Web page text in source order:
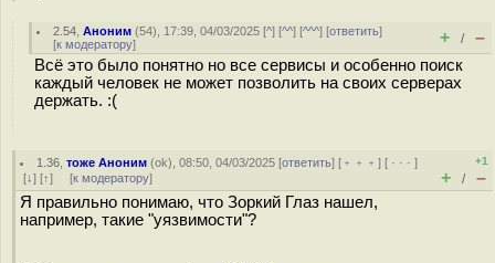
2.54 ,Аноним (54), 17:39, 04/03/2025 [^] [^^] [^^^] [ответить]
[к модератору] + / –
Всё это было понятно но все сервисы и особенно поиск
каждый человек не может позволить на своих серверах
держать. :(
1.36 ,тоже Аноним (ok), 08:50, 04/03/2025 [ответить] [ ﹢﹢﹢] [ · · ·]
[↓] [↑] [к модератору]
+1
+ / –
Я правильно понимаю, что Зоркий Глаз нашел,
например, такие "уязвимости"?